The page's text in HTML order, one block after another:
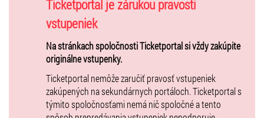
a patrí medzinajstaršie pesničkové súťaže na Slovensku
Pôvodne bol určený mladým spevákom, ktorí interpretovali cover
verzie, no koncom 70. rokov sa pretransformoval na
. Odvtedy vytvára priestor pre prezentáciu pôvodnej hudby a
objavuje nové talenty. Pomáha zviditeľniť začínajúcich aj
etablovaných umelcov a
formuje generácie mladých ľudí
prostredníctvom piesní.
Ticketportal je zárukou pravosti
vstupeniek
Na stránkach spoločnosti Ticketportal si vždy zakúpite
originálne vstupenky.
Ticketportal nemôže zaručiť pravosť vstupeniek
zakúpených na sekundárnych portáloch. Ticketportal s
týmito spoločnosťami nemá nič spoločné a tento